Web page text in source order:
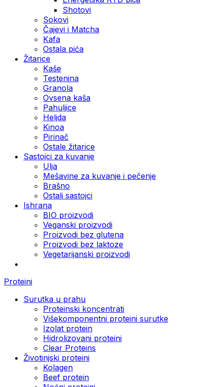
Shotovi
Sokovi
Čajevi i Matcha
Kafa
Ostala pića
Žitarice
Kaše
Testenina
Granola
Ovsena kaša
Pahuljice
Heljda
Kinoa
Pirinač
Ostale žitarice
Sastojci za kuvanje
Ulja
Mešavine za kuvanje i pečenje
Brašno
Ostali sastojci
Ishrana
BIO proizvodi
Veganski proizvodi
Proizvodi bez glutena
Proizvodi bez laktoze
Vegetarijanski proizvodi
Proteini
Surutka u prahu
Proteinski koncentrati
Višekomponentni proteini surutke
Izolat protein
Hidrolizovani proteini
Clear Proteins
Životinjski proteini
Kolagen
Beef protein